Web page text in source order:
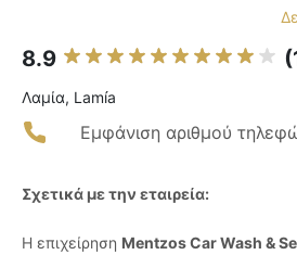
8.9
Λαμία, Lamía
Εμφάνιση αριθμού
Σχετικά με την εταιρεία:
Η επιχείρηση Mentzos Car Wash &